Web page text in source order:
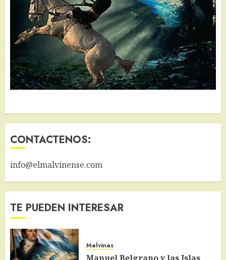
CONTACTENOS:
info@elmalvinense.com
TE PUEDEN INTERESAR
Malvinas